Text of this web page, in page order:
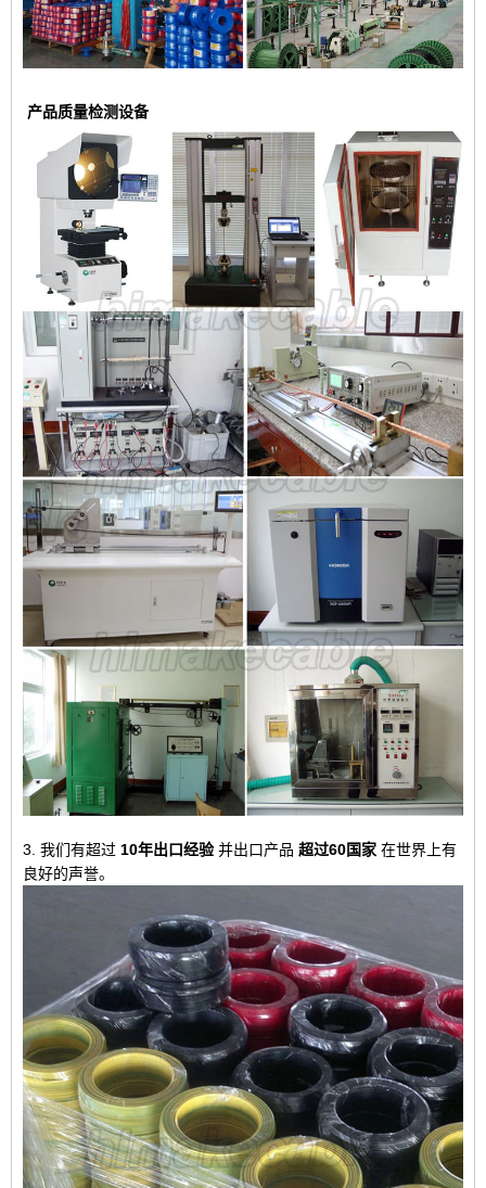
产品质量检测设备
3. 我们有超过 10年出口经验 并出口产品 超过60国家 在世界上有
良好的声誉。